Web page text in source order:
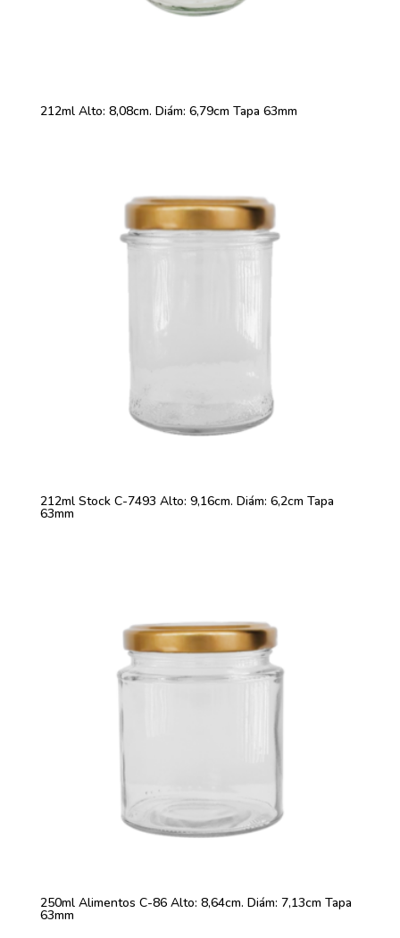
212ml Alto: 8,08cm. Diám: 6,79cm Tapa 63mm
212ml Stock C-7493 Alto: 9,16cm. Diám: 6,2cm Tapa
63mm
250ml Alimentos C-86 Alto: 8,64cm. Diám: 7,13cm Tapa
63mm